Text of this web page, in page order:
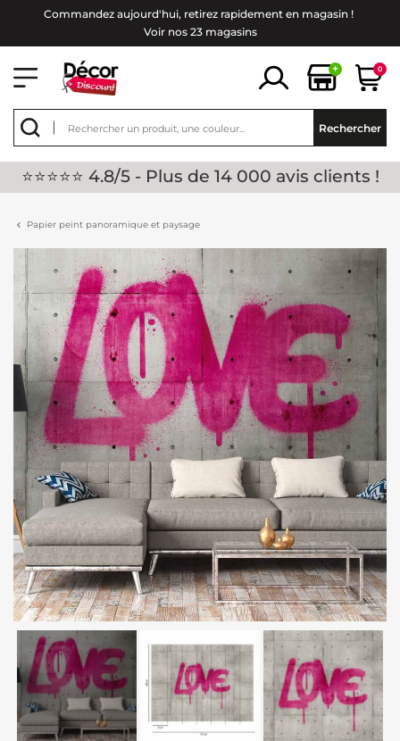
Commandez aujourd'hui, retirez rapidement en magasin !
Voir nos 23 magasins
+ 0
Rechercher
⭐⭐⭐⭐⭐ 4.8/5 - Plus de 14 000 avis clients !
Papier peint panoramique et paysage